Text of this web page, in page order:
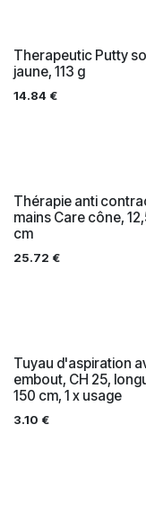
Therapeutic Putty
jaune, 113 g
14.84 €
Thérapie anti
mains Care cône,
cm
25.72 €
Tuyau d'aspiration
embout, CH 25,
150 cm, 1 x usage
3.10 €